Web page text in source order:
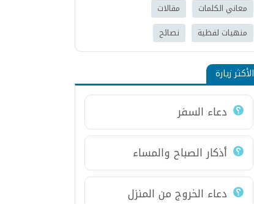
معاني الكلمات
مقالات
منهيات لفظية
نصائح
الأكثر زيارة
دعاء السفر
أذكار الصباح والمساء
دعاء الخروج من المنزل